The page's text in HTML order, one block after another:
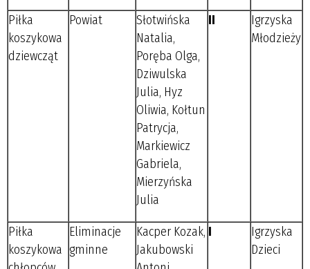
Piłka
koszykowa
dziewcząt
Powiat
Słotwińska
Natalia,
Poręba Olga,
Dziwulska
Julia, Hyz
Oliwia, Kołtun
Patrycja,
Markiewicz
Gabriela,
Mierzyńska
Julia
II
Igrzyska
Młodzieży
Piłka
koszykowa
Eliminacje
gminne
Kacper Kozak,
Jakubowski
I
Igrzyska
Dzieci